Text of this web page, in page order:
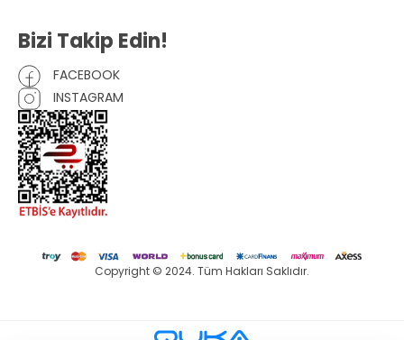
Bizi Takip Edin!
FACEBOOK
INSTAGRAM
Copyright © 2024. Tüm Hakları Saklıdır.